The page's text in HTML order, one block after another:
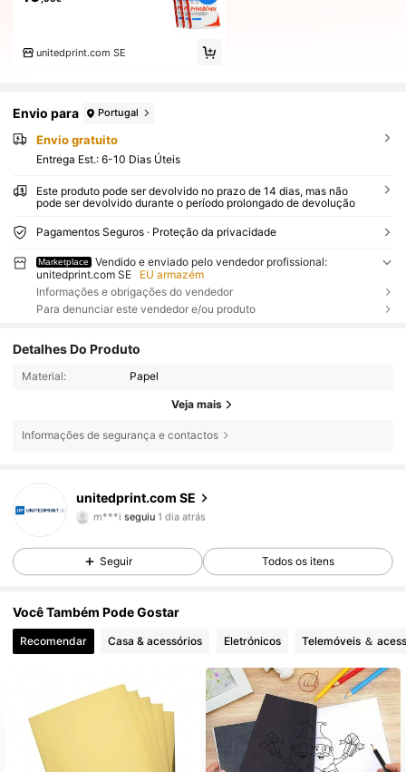
unitedprint.com SE
Envio para Portugal
Envio gratuito
Entrega Est.: 6-10 Dias Úteis
Este produto pode ser devolvido no prazo de 14 dias, mas não
pode ser devolvido durante o período prolongado de devolução
Pagamentos Seguros · Proteção da privacidade
Marketplace
Vendido e enviado pelo vendedor profissional:
unitedprint.com SE
EU armazém
Informações e obrigações do vendedor
Para denunciar este vendedor e/ou produto
Detalhes Do Produto
Material: Papel
Veja mais
Informações de segurança e contactos
unitedprint.com SE
5,00
2 Seguidores
m***i seguiu 1 dia atrás
2 Seguidores
Seguir Todos os itens
Você Também Pode Gostar
Recomendar Casa & acessórios Eletrónicos Telemóveis ＆